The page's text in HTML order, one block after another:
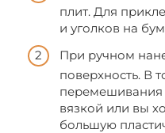
плит. Для
и уголков на
При ручном
поверхность. В
перемешивания
вязкой или вы
большую